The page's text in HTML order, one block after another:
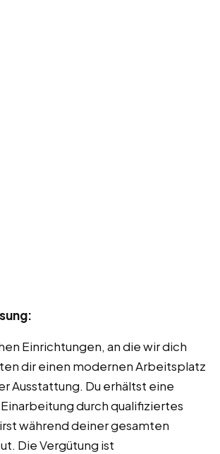
Einrichtungen, an die wir dich
dir einen modernen Arbeitsplatz
Ausstattung. Du erhältst eine
durch qualifiziertes
während deiner gesamten
Die Vergütung ist